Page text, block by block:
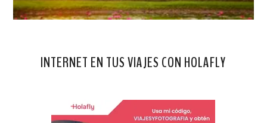
INTERNET EN TUS VIAJES CON HOLAFLY